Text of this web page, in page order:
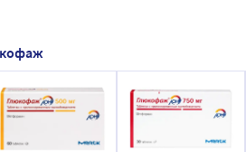
репаглинид и др.). При
средствами и механизмами.